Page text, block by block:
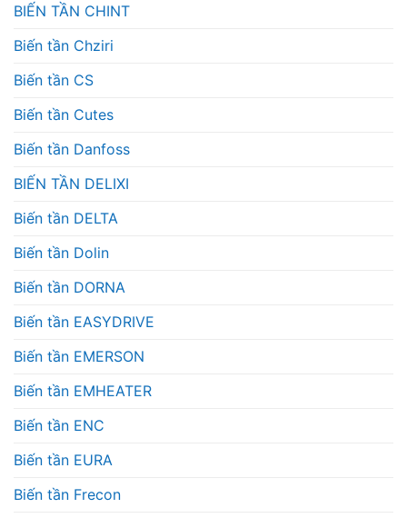
BIẾN TẦN CHINT
Biến tần Chziri
Biến tần CS
Biến tần Cutes
Biến tần Danfoss
BIẾN TẦN DELIXI
Biến tần DELTA
Biến tần Dolin
Biến tần DORNA
Biến tần EASYDRIVE
Biến tần EMERSON
Biến tần EMHEATER
Biến tần ENC
Biến tần EURA
Biến tần Frecon